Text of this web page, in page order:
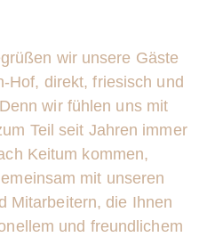
wir unsere Gäste
Hof, direkt, friesisch und
wir fühlen uns mit
Teil seit Jahren immer
Keitum kommen,
mit unseren
Mitarbeitern, die Ihnen
und freundlichem